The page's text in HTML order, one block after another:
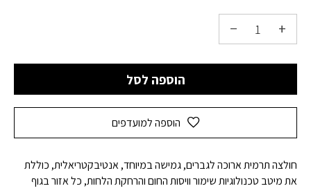
הוספה לסל
הוספה למועדפים
חולצה תרמית ארוכה לגברים, גמישה במיוחד, אנטיבקטריאלית, כוללת
את מיטב טכנולוגיות שימור וויסות החום והרחקת הלחות, כל אזור בגוף